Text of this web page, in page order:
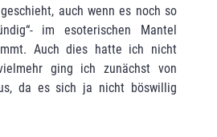
auch wenn es noch so
im esoterischen Mantel
Auch dies hatte ich nicht
ging ich zunächst von
da es sich ja nicht böswillig